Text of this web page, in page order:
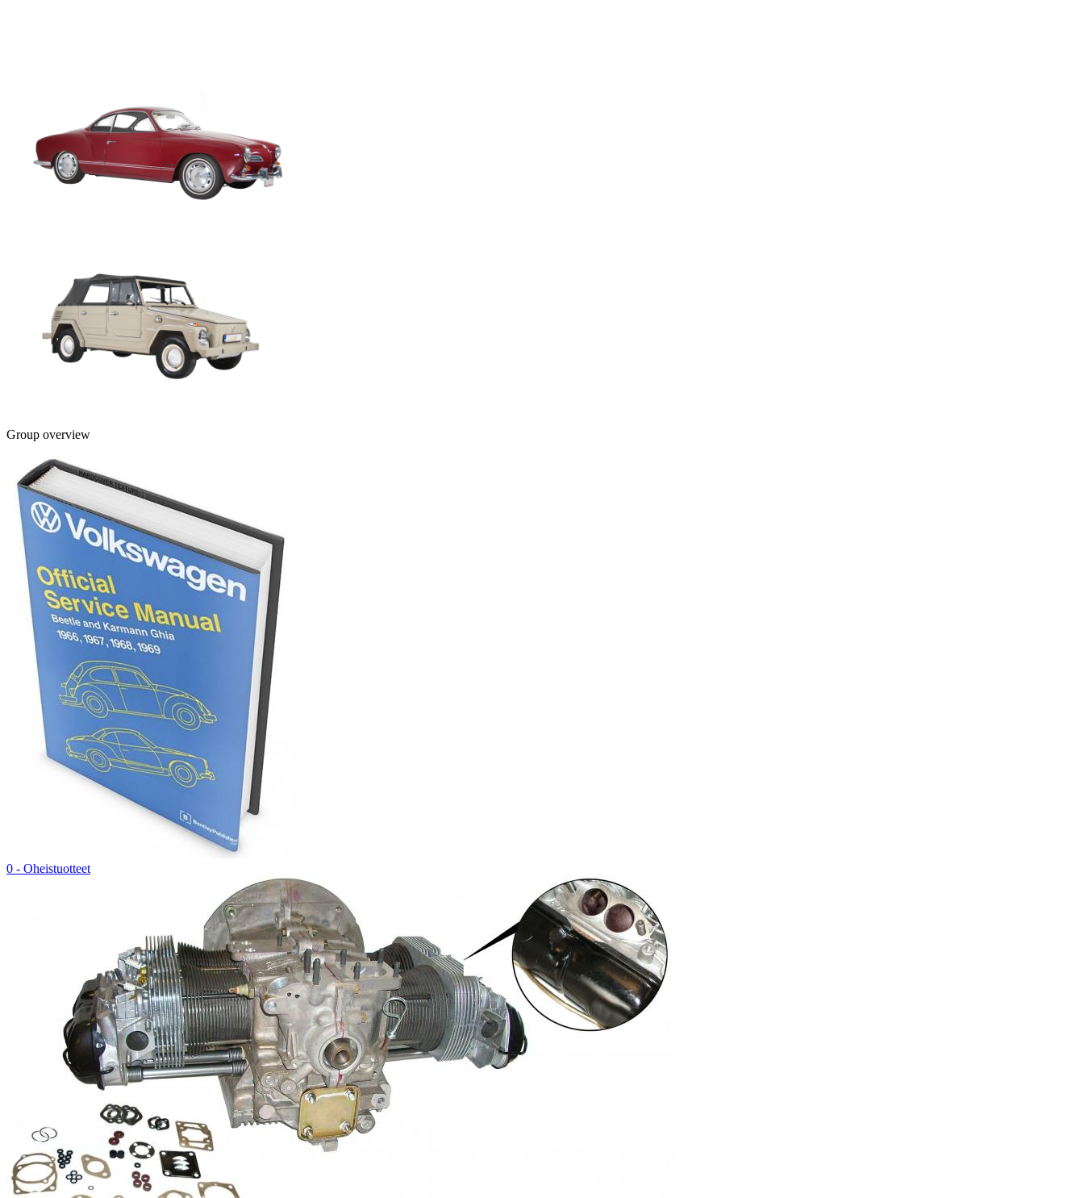
Group overview
0 - Oheistuotteet